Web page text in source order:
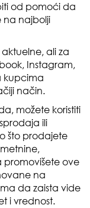
od pomoći da
na najbolji
ali za
Instagram,
kupcima
način.
možete koristiti
ili
što prodajete
promovišete ove
na
da zaista vide
i vrednost.